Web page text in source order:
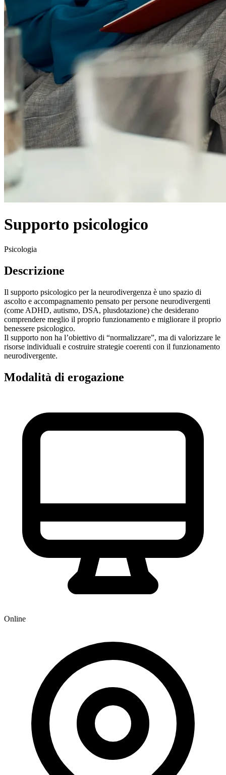
Supporto psicologico
Psicologia
Descrizione
Il supporto psicologico per la neurodivergenza è uno spazio di
ascolto e accompagnamento pensato per persone neurodivergenti
(come ADHD, autismo, DSA, plusdotazione) che desiderano
comprendere meglio il proprio funzionamento e migliorare il proprio
benessere psicologico.
Il supporto non ha l’obiettivo di “normalizzare”, ma di valorizzare le
risorse individuali e costruire strategie coerenti con il funzionamento
neurodivergente.
Modalità di erogazione
Online